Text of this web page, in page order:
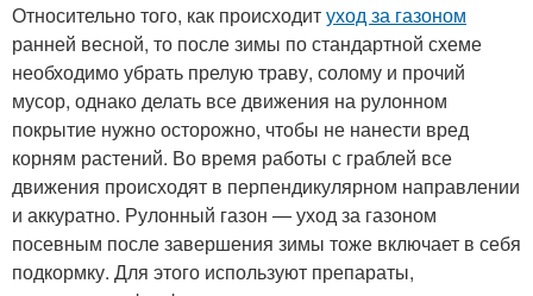
Относительно того, как происходитуход за газоном
ранней весной, то после зимы по стандартной схеме
необходимо убрать прелую траву, солому и прочий
мусор, однако делать все движения на рулонном
покрытие нужно осторожно, чтобы не нанести вред
корням растений. Во время работы с граблей все
движения происходят в перпендикулярном направлении
и аккуратно. Рулонный газон — уход за газоном
посевным после завершения зимы тоже включает в себя
подкормку. Для этого используют препараты,